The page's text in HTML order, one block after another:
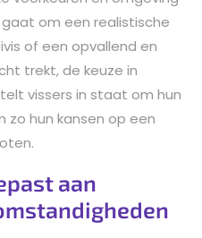
om een realistische
of een opvallend en
trekt, de keuze in
vissers in staat om hun
zo hun kansen op een
aan